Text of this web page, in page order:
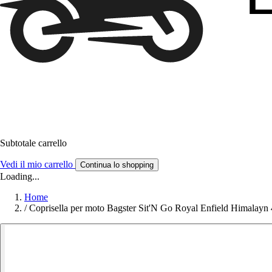
Subtotale carrello
Vedi il mio carrello Continua lo shopping
Loading...
Home
/ Coprisella per moto Bagster Sit'N Go Royal Enfield Himalayn